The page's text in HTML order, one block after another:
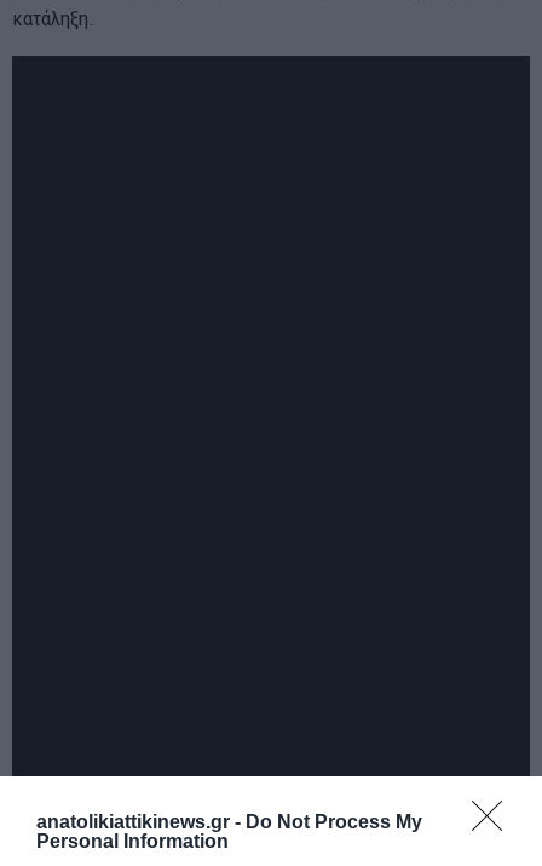
anatolikiattikinews.gr - Do Not Process My
Personal Information
κατάληξη.